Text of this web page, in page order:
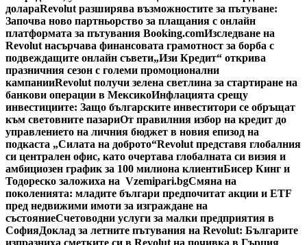
долараRevolut разширява възможностите за пътуване:
Започва ново партньорство за плащания с онлайн
платформата за пътувания Booking.comИзследване на
Revolut насърчава финансовата грамотност за борба с
подвеждащите онлайн съвети„Изи Кредит“ открива
празничния сезон с големи промоционални
кампанииRevolut получи зелена светлина за стартиране на
банкови операции в МексикоИнфлацията срещу
инвестициите: Защо българските инвеститори се обръщат
към световните пазариОт правилния избор на кредит до
управлението на личния бюджет в новия епизод на
подкаста „Силата на доброто“Revolut представя глобалния
си централен офис, като очертава глобалната си визия и
амбициозен график за 100 милиона клиентиБисер Кинг и
Тодореско заложиха на Vzemipari.bgСмяна на
поколенията: младите българи предпочитат акции и ETF
пред недвижими имоти за изграждане на
състояниеСчетоводни услуги за малки предприятия в
СофияДоклад за летните пътувания на Revolut: Българите